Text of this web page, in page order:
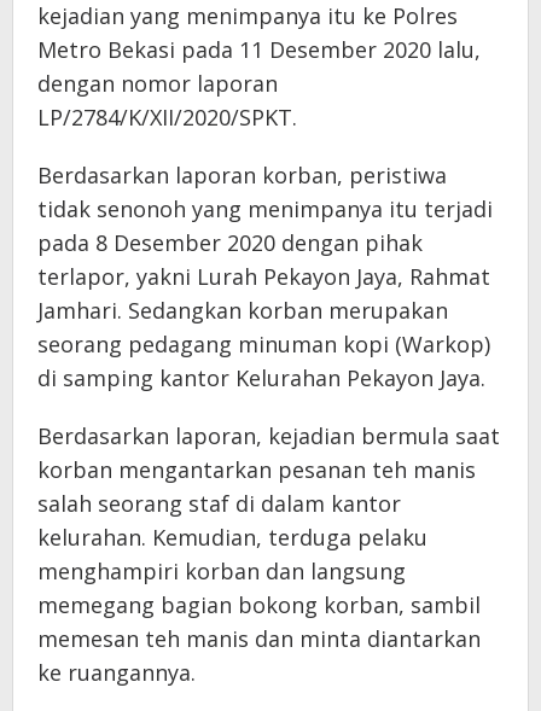
kejadian yang menimpanya itu ke Polres
Metro Bekasi pada 11 Desember 2020 lalu,
dengan nomor laporan
LP/2784/K/XII/2020/SPKT.
Berdasarkan laporan korban, peristiwa
tidak senonoh yang menimpanya itu terjadi
pada 8 Desember 2020 dengan pihak
terlapor, yakni Lurah Pekayon Jaya, Rahmat
Jamhari. Sedangkan korban merupakan
seorang pedagang minuman kopi (Warkop)
di samping kantor Kelurahan Pekayon Jaya.
Berdasarkan laporan, kejadian bermula saat
korban mengantarkan pesanan teh manis
salah seorang staf di dalam kantor
kelurahan. Kemudian, terduga pelaku
menghampiri korban dan langsung
memegang bagian bokong korban, sambil
memesan teh manis dan minta diantarkan
ke ruangannya.